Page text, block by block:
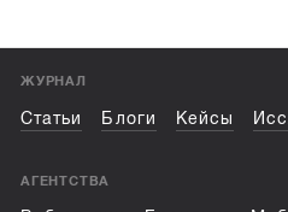
ЖУРНАЛ
Статьи Блоги Кейсы
АГЕНТСТВА